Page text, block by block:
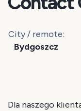
City / remote:
Bydgoszcz
Dla naszego